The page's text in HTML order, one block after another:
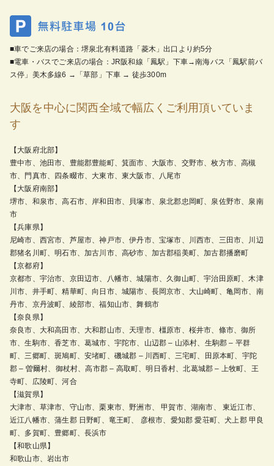
■車でご来店の場合：堺泉北有料道路「菱木」出口より約5分
■電車・バスでご来店の場合：JR阪和線「鳳駅」下車→南海バス「鳳駅前バ
ス停」美木多線6 →「草部」下車 → 徒歩300m
大阪を中心に関西全域で幅広くご利用頂いていま
す
【大阪府北部】
豊中市、池田市、豊能郡豊能町、箕面市、大阪市、交野市、枚方市、高槻
市、門真市、四条畷市、大東市、東大阪市、八尾市
【大阪府南部】
堺市、和泉市、高石市、岸和田市、貝塚市、泉北郡忠岡町、泉佐野市、泉南
市
【兵庫県】
尼崎市、西宮市、芦屋市、神戸市、伊丹市、宝塚市、川西市、三田市、川辺
郡猪名川町、明石市、加古川市、高砂市、加古郡稲美町、加古郡播磨町
【京都府】
京都市、宇治市、京田辺市、八幡市、城陽市、久御山町、宇治田原町、木津
川市、井手町、精華町、向日市、城陽市、長岡京市、大山崎町、亀岡市、南
丹市、京丹波町、綾部市、福知山市、舞鶴市
【奈良県】
奈良市、大和高田市、大和郡山市、天理市、橿原市、桜井市、條市、御所
市、生駒市、香芝市、葛城市、宇陀市、山辺郡 – 山添村、生駒郡 – 平群
町、三郷町、斑鳩町、安堵町、磯城郡 – 川西町、三宅町、田原本町、宇陀
郡 – 曽爾村、御杖村、高市郡 – 高取町、明日香村、北葛城郡 – 上牧町、王
寺町、広陵町、河合
【滋賀県】
大津市、草津市、守山市、栗東市、野洲市、 甲賀市、湖南市、 東近江市、
近江八幡市、蒲生郡 日野町、竜王町、 彦根市、愛知郡 愛荘町、犬上郡 甲良
町、多賀町、豊郷町、長浜市
【和歌山県】
和歌山市、岩出市